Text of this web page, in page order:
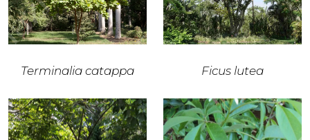
Terminalia catappa Ficus lutea